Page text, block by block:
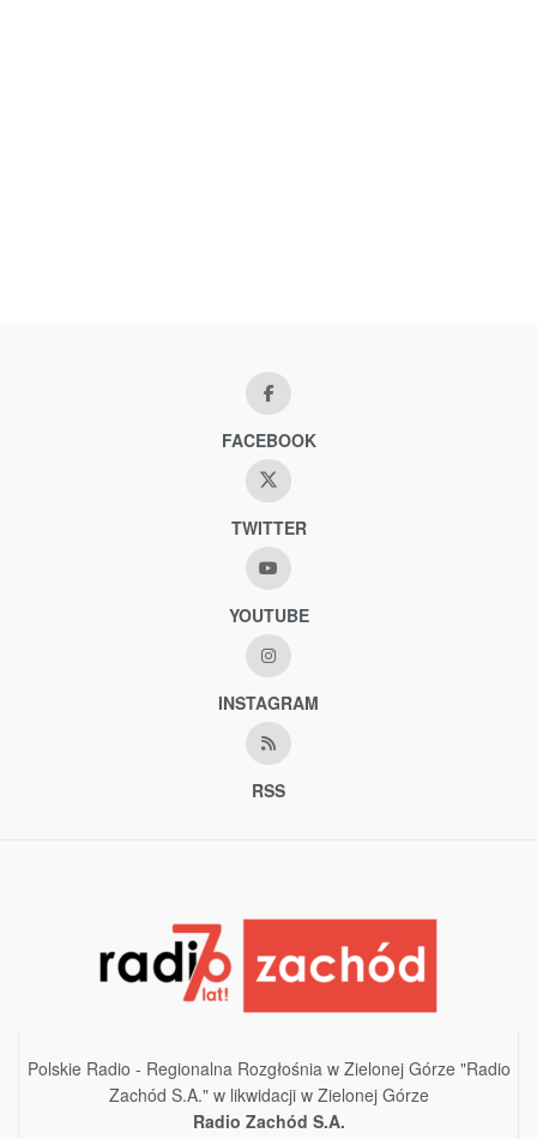
FACEBOOK
TWITTER
YOUTUBE
INSTAGRAM
RSS
Polskie Radio - Regionalna Rozgłośnia w Zielonej Górze "Radio
Zachód S.A." w likwidacji w Zielonej Górze
Radio Zachód S.A.